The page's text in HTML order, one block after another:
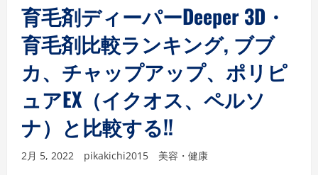
育毛剤ディーパーDeeper 3D・
育毛剤比較ランキング, ブブ
カ、チャップアップ、ポリピ
ュアEX（イクオス、ペルソ
ナ）と比較する!!
2月 5, 2022 pikakichi2015 美容・健康